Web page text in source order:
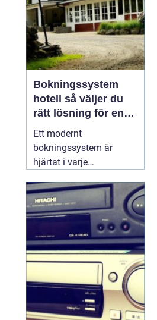
Bokningssystem
hotell så väljer du
rätt lösning för en
effektivare vardag
Ett modernt
bokningssystem är
hjärtat i varje
gäster förväntar sig
snabb onlinebokning,
smidig incheckning och
tydlig kommunikation,
räcker det inte längre
med excelark eller
manuella listor. Ett
genomtänkt30 juni
2026